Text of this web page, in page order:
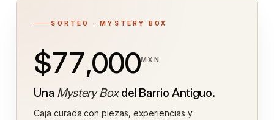
SORTEO · MYSTERY BOX
$77,000MXN
Una Mystery Boxdel Barrio Antiguo.
Caja curada con piezas, experiencias y